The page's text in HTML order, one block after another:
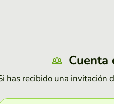
Cuenta
has recibido una invitación